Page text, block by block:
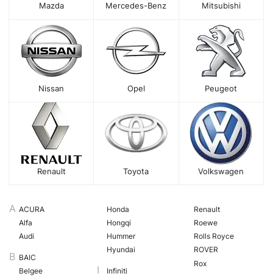
Mazda Mercedes-Benz Mitsubishi
Nissan Opel Peugeot
Renault Toyota Volkswagen
ACURA
Alfa
Audi
BAIC
Belgee
Honda
Hongqi
Hummer
Hyundai
Infiniti
Renault
Roewe
Rolls Royce
ROVER
Rox